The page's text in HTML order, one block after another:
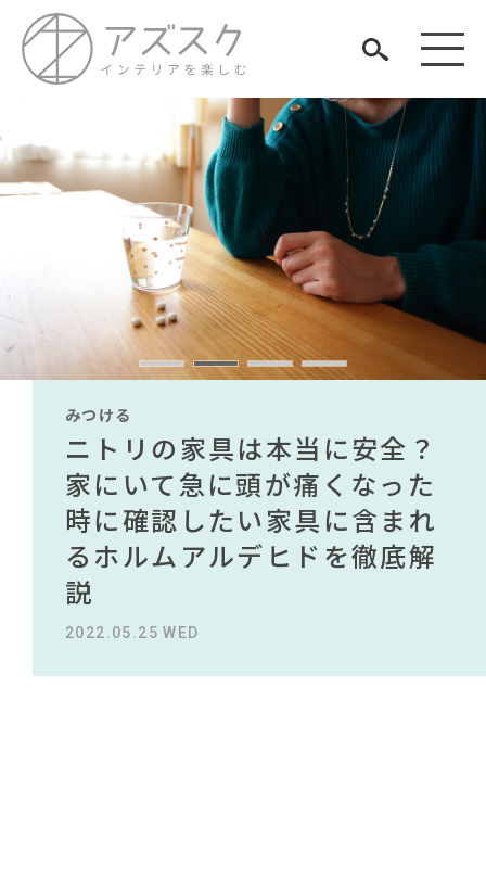
TAG LIST
#関家具 #大川家具#良品計画
#おすすめ#波瑠#KEYUCA#ニトリ
#2022 春ドラマ
#DINOS CORPORATION
#タンスのゲン#無印良品#石田ゆり子
#ヤマソロ#カリモク家具#木図鑑 #テレワーク
#オフィスチェア#ACTUS#インダストリアルスタイル
#サステナブル
#MoMA#2022 夏ドラマ#間宮祥太朗
#中村アン #インテリアの法則#テーブル
#大塚家具
#インテリアスタイリングの法則
#インテリアコーディネート#アダル#岡崎製材
見つける
知る
楽しむ
ARCHIVE
NEWS
ABOUT
みつける
無印で有名デザイナーのアイ
テムが手に入る？無印良品で
買える有名デザイナーがデザ
インしたインテリアを一挙紹
介
2022.10.24 MON
みつける
IKEA家具は引っ越し業者を悩
ませる？引っ越し業者に敬遠
されている理由を徹底解
説！！
2023.09.27 WED
みつける
ニトリの家具は本当に安全？
家にいて急に頭が痛くなった
時に確認したい家具に含まれ
るホルムアルデヒドを徹底解
説
2022.05.25 WED
みつける
【部屋をおしゃれにしたい人
必見】今話題のインテリアス
タイルから定番スタイルまで
紹介！おすすめインテリアス
タイル18選
2023.09.23 SAT
みつける
無印で有名デザイナーのアイ
テムが手に入る？無印良品で
買える有名デザイナーがデザ
インしたインテリアを一挙紹
介
2022.10.24 MON
みつける
IKEA家具は引っ越し業者を悩
ませる？引っ越し業者に敬遠
されている理由を徹底解
説！！
2023.09.27 WED